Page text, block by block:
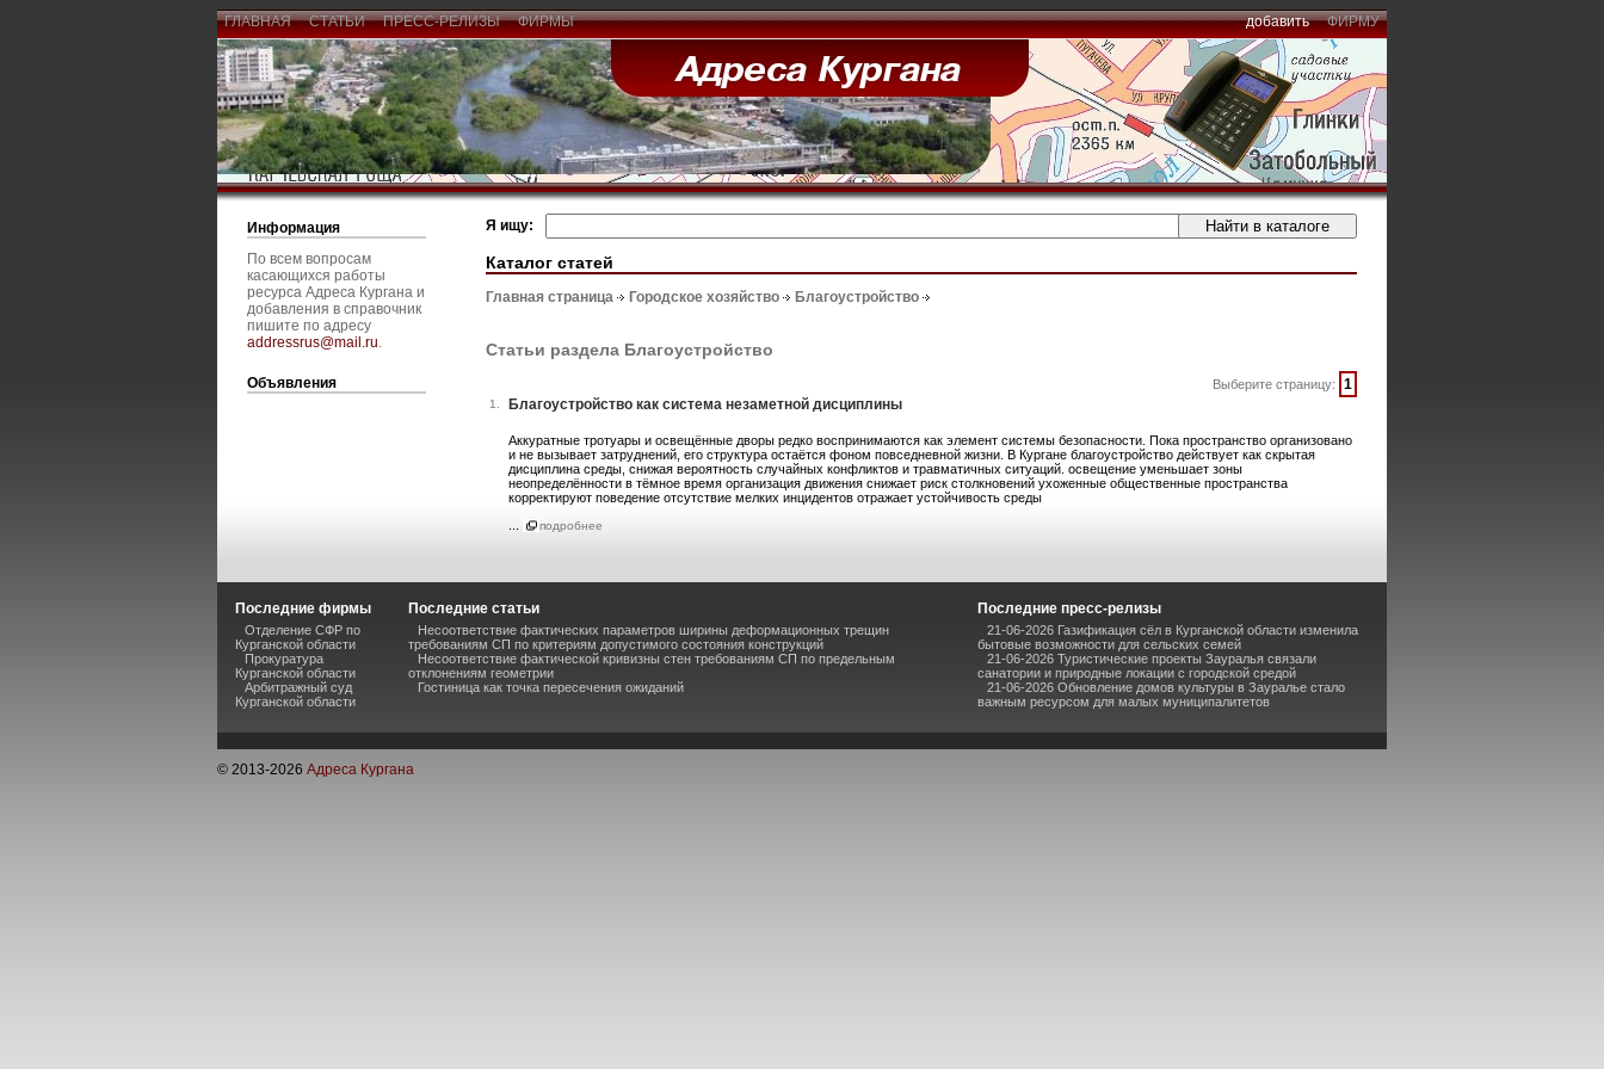
ГЛАВНАЯ СТАТЬИ ПРЕСС-РЕЛИЗЫ ФИРМЫ добавить ФИРМУ
Информация
По всем вопросам
касающихся работы
ресурса Адреса Кургана и
добавления в справочник
пишите по адресу
addressrus@mail.ru.
Объявления
Я ищу:
Каталог статей
Главная страница Городское хозяйство Благоустройство
Статьи раздела Благоустройство
Выберите страницу: 1
1. Благоустройство как система незаметной дисциплины
Аккуратные тротуары и освещённые дворы редко воспринимаются как элемент системы безопасности. Пока пространство организовано
и не вызывает затруднений, его структура остаётся фоном повседневной жизни. В Кургане благоустройство действует как скрытая
дисциплина среды, снижая вероятность случайных конфликтов и травматичных ситуаций. освещение уменьшает зоны
неопределённости в тёмное время организация движения снижает риск столкновений ухоженные общественные пространства
корректируют поведение отсутствие мелких инцидентов отражает устойчивость среды
подробнее
Последние фирмы
Отделение СФР по
Курганской области
Прокуратура
Курганской области
Арбитражный суд
Курганской области
Последние статьи
Несоответствие фактических параметров ширины деформационных трещин
требованиям СП по критериям допустимого состояния конструкций
Несоответствие фактической кривизны стен требованиям СП по предельным
отклонениям геометрии
Гостиница как точка пересечения ожиданий
Последние пресс-релизы
21-06-2026 Газификация сёл в Курганской области изменила
бытовые возможности для сельских семей
21-06-2026 Туристические проекты Зауралья связали
санатории и природные локации с городской средой
21-06-2026 Обновление домов культуры в Зауралье стало
важным ресурсом для малых муниципалитетов
© 2013-2026 Адреса Кургана